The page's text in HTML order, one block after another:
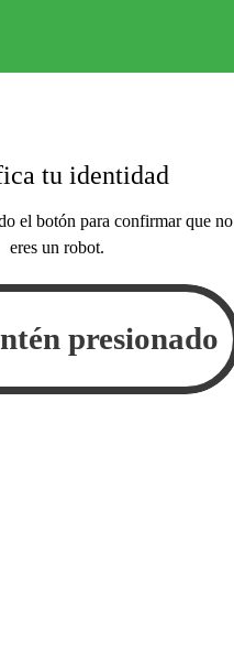
tu identidad
el botón para confirmar que no
eres un robot.